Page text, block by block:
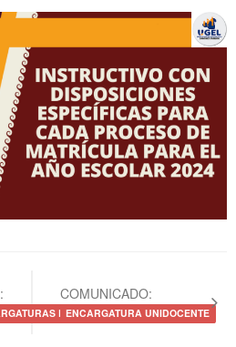
POR FUNCIONES 2024
COMUNICADO:
ENCARGATURA UNIDOCENTE